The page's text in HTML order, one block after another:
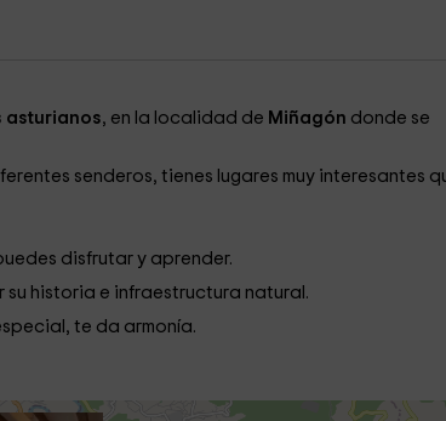
asturianos, en la localidad de Miñagón donde se
senderos, tienes lugares muy interesantes
disfrutar y aprender.
su historia e infraestructura natural.
te da armonía.